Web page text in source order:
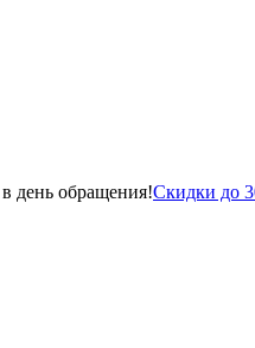
день обращения!Скидки до